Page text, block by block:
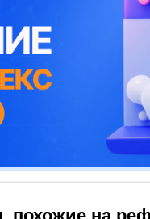
похожие на